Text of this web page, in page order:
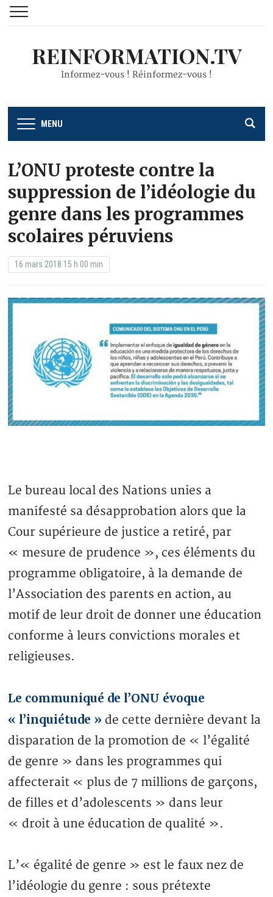
REINFORMATION.TV
Informez-vous ! Réinformez-vous !
MENU
L’ONU proteste contre la
suppression de l’idéologie du
genre dans les programmes
scolaires péruviens
16 mars 2018 15 h 00 min
Le bureau local des Nations unies a
manifesté sa désapprobation alors que la
Cour supérieure de justice a retiré, par
« mesure de prudence », ces éléments du
programme obligatoire, à la demande de
l’Association des parents en action, au
motif de leur droit de donner une éducation
conforme à leurs convictions morales et
religieuses.
Le communiqué de l’ONU évoque
« l’inquiétude » de cette dernière devant la
disparation de la promotion de « l’égalité
de genre » dans les programmes qui
affecterait « plus de 7 millions de garçons,
de filles et d’adolescents » dans leur
« droit à une éducation de qualité ».
L’« égalité de genre » est le faux nez de
l’idéologie du genre : sous prétexte